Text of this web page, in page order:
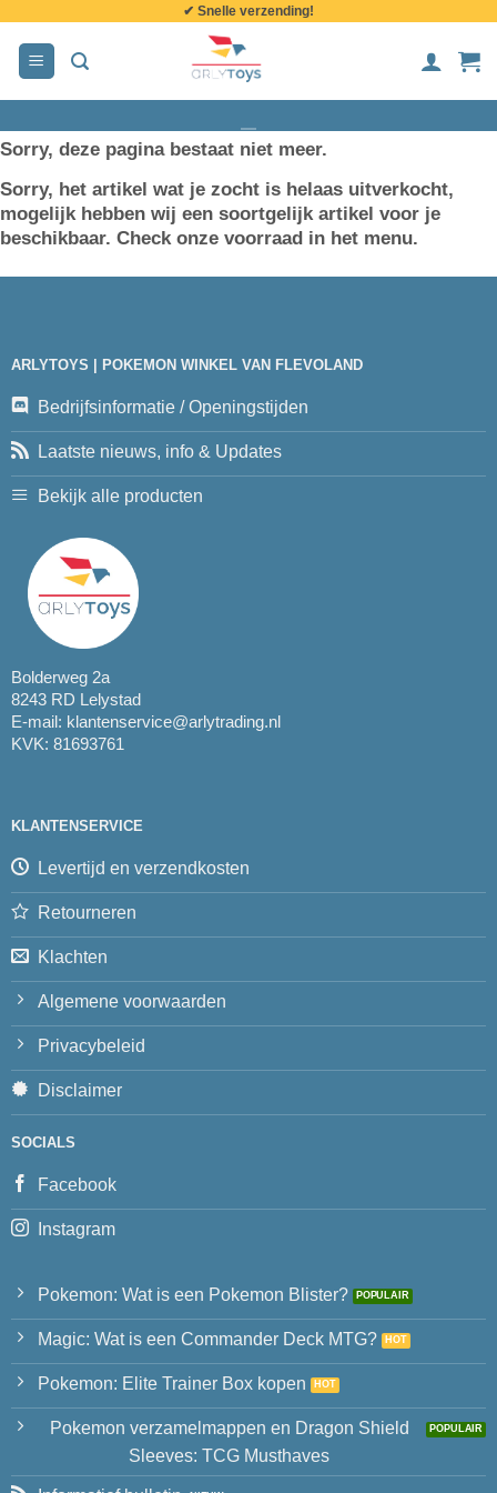
inhoud
✔ Snelle verzending!
Sorry, deze pagina bestaat niet meer.
Sorry, het artikel wat je zocht is helaas uitverkocht,
mogelijk hebben wij een soortgelijk artikel voor je
beschikbaar. Check onze voorraad in het menu.
ARLYTOYS | POKEMON WINKEL VAN FLEVOLAND
Bedrijfsinformatie / Openingstijden
Laatste nieuws, info & Updates
Bekijk alle producten
Bolderweg 2a
8243 RD Lelystad
E-mail: klantenservice@arlytrading.nl
KVK: 81693761
KLANTENSERVICE
Levertijd en verzendkosten
Retourneren
Klachten
Algemene voorwaarden
Privacybeleid
Disclaimer
SOCIALS
Facebook
Instagram
Pokemon: Wat is een Pokemon Blister?
Magic: Wat is een Commander Deck MTG?
Pokemon: Elite Trainer Box kopen
Pokemon verzamelmappen en Dragon Shield
Sleeves: TCG Musthaves